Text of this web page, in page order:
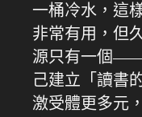
一桶冷水，這
非常有用，但
源只有一個——
己建立「讀書
激受體更多元